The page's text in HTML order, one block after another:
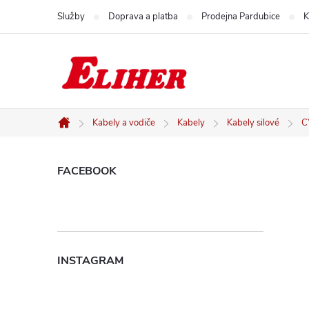
Služby Doprava a platba Prodejna Pardubice
Domů
Kabely a vodiče Kabely Kabely silové
P
s
FACEBOOK
INSTAGRAM